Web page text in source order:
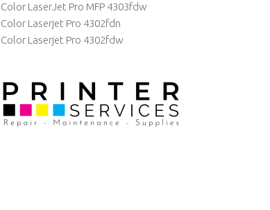
Color LaserJet Pro MFP 4303fdw
Color Laserjet Pro 4302fdn
Color Laserjet Pro 4302fdw